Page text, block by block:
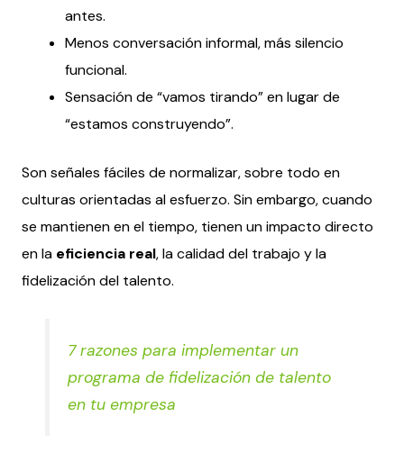
antes.
Menos conversación informal, más silencio
funcional.
Sensación de “vamos tirando” en lugar de
“estamos construyendo”.
Son señales fáciles de normalizar, sobre todo en
culturas orientadas al esfuerzo. Sin embargo, cuando
se mantienen en el tiempo, tienen un impacto directo
en la eficiencia real, la calidad del trabajo y la
fidelización del talento.
7 razones para implementar un
programa de fidelización de talento
en tu empresa